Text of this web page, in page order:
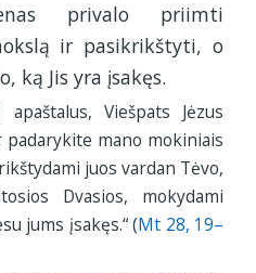
privalo priimti
ir pasikrikštyti, o
ką Jis yra įsakęs.
Viešpats Jėzus
padarykite mano mokiniais
juos vardan Tėvo,
Dvasios, mokydami
jums įsakęs.“ (Mt 28, 19–